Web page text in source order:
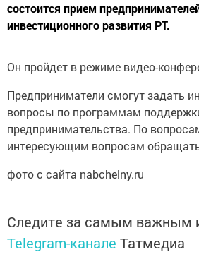
состоится прием
инвестиционного развития РТ.
Он пройдет в режиме видео-
Предприниматели смогут задать
вопросы по программам
предпринимательства. По
интересующим вопросам
фото с сайта nabchelny.ru
Следите за самым важным
Telegram-канале Татмедиа